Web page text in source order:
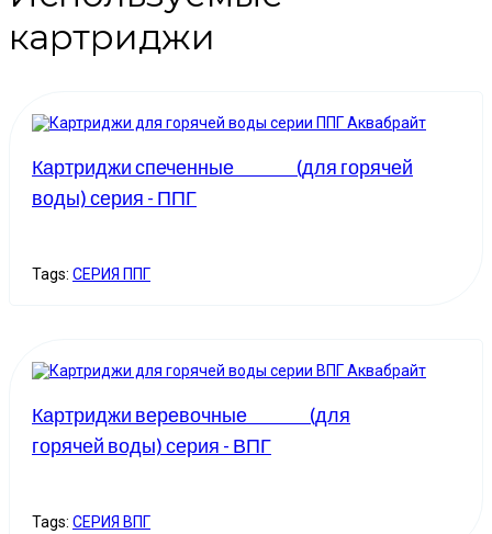
картриджи
Картриджи спеченные ‪‪‪ ‪‪‪‪‪‪(для горячей
воды) серия - ППГ
Tags: СЕРИЯ ППГ
Картриджи веревочные ‪‪‪ ‪‪‪‪‪‪(для
горячей воды) серия - ВПГ
Tags: СЕРИЯ ВПГ